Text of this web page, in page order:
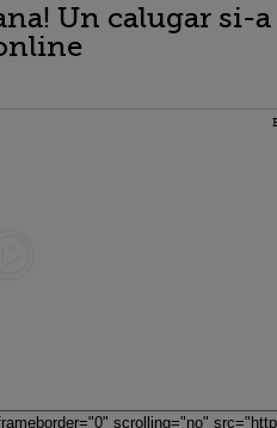
Un calugar si-a